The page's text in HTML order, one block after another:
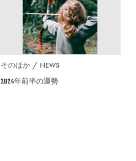
そのほか NEWS
2024年前半の運勢